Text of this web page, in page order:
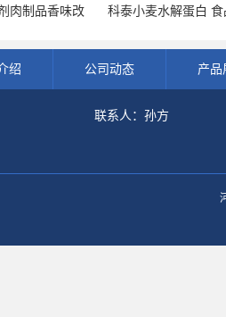
肉制品香味改
科泰小麦水解蛋白
绍 公司动态 产品
联系人：孙方